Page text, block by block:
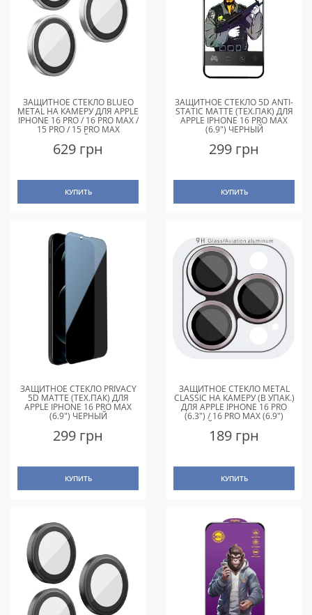
ЗАЩИТНОЕ СТЕКЛО BLUEO
METAL НА КАМЕРУ ДЛЯ APPLE
IPHONE 16 PRO / 16 PRO MAX /
15 PRO / 15 PRO MAX
СЕРЕБРЯНЫЙ / SILVER
629 грн
КУПИТЬ
ЗАЩИТНОЕ СТЕКЛО 5D ANTI-
STATIC MATTE (ТЕХ.ПАК) ДЛЯ
APPLE IPHONE 16 PRO MAX
(6.9") ЧЕРНЫЙ
299 грн
КУПИТЬ
ЗАЩИТНОЕ СТЕКЛО PRIVACY
5D MATTE (ТЕХ.ПАК) ДЛЯ
APPLE IPHONE 16 PRO MAX
(6.9") ЧЕРНЫЙ
299 грн
КУПИТЬ
ЗАЩИТНОЕ СТЕКЛО METAL
CLASSIC НА КАМЕРУ (В УПАК.)
ДЛЯ APPLE IPHONE 16 PRO
(6.3") / 16 PRO MAX (6.9")
СЕРЫЙ / TITANIUM GRAY
189 грн
КУПИТЬ